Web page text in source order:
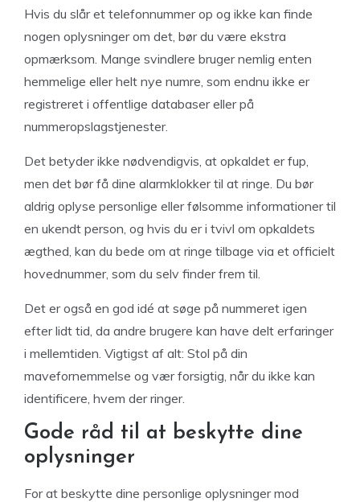
Hvis du slår et telefonnummer op og ikke kan finde
nogen oplysninger om det, bør du være ekstra
opmærksom. Mange svindlere bruger nemlig enten
hemmelige eller helt nye numre, som endnu ikke er
registreret i offentlige databaser eller på
nummeropslagstjenester.
Det betyder ikke nødvendigvis, at opkaldet er fup,
men det bør få dine alarmklokker til at ringe. Du bør
aldrig oplyse personlige eller følsomme informationer til
en ukendt person, og hvis du er i tvivl om opkaldets
ægthed, kan du bede om at ringe tilbage via et officielt
hovednummer, som du selv finder frem til.
Det er også en god idé at søge på nummeret igen
efter lidt tid, da andre brugere kan have delt erfaringer
i mellemtiden. Vigtigst af alt: Stol på din
mavefornemmelse og vær forsigtig, når du ikke kan
identificere, hvem der ringer.
Gode råd til at beskytte dine
oplysninger
For at beskytte dine personlige oplysninger mod